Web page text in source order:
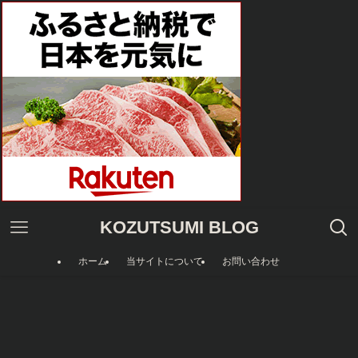
KOZUTSUMI BLOG
ホーム 当サイトについて お問い合わせ